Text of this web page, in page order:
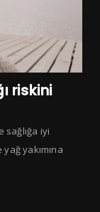
riskini
iyi
yakımına